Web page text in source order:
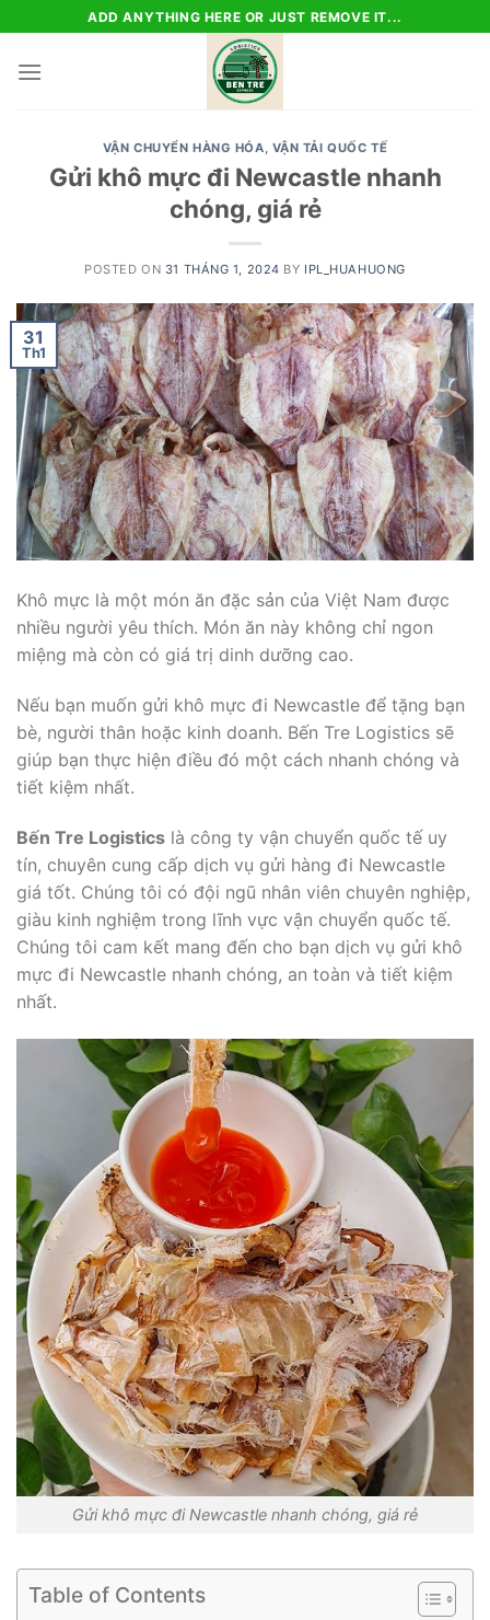
to
content
ADD ANYTHING HERE OR JUST REMOVE IT...
VẬN CHUYỂN HÀNG HÓA, VẬN TẢI QUỐC TẾ
Gửi khô mực đi Newcastle nhanh
chóng, giá rẻ
POSTED ON 31 THÁNG 1, 2024 BY IPL_HUAHUONG
31
Th1
Khô mực là một món ăn đặc sản của Việt Nam được
nhiều người yêu thích. Món ăn này không chỉ ngon
miệng mà còn có giá trị dinh dưỡng cao.
Nếu bạn muốn gửi khô mực đi Newcastle để tặng bạn
bè, người thân hoặc kinh doanh. Bến Tre Logistics sẽ
giúp bạn thực hiện điều đó một cách nhanh chóng và
tiết kiệm nhất.
Bến Tre Logistics là công ty vận chuyển quốc tế uy
tín, chuyên cung cấp dịch vụ gửi hàng đi Newcastle
giá tốt. Chúng tôi có đội ngũ nhân viên chuyên nghiệp,
giàu kinh nghiệm trong lĩnh vực vận chuyển quốc tế.
Chúng tôi cam kết mang đến cho bạn dịch vụ gửi khô
mực đi Newcastle nhanh chóng, an toàn và tiết kiệm
nhất.
Gửi khô mực đi Newcastle nhanh chóng, giá rẻ
Table of Contents